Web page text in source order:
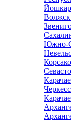
Волжск
Южно-